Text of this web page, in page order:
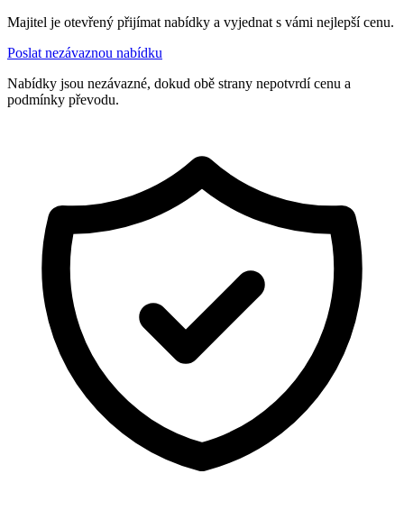
Majitel je otevřený přijímat nabídky a vyjednat s vámi nejlepší cenu.
Poslat nezávaznou nabídku
Nabídky jsou nezávazné, dokud obě strany nepotvrdí cenu a
podmínky převodu.